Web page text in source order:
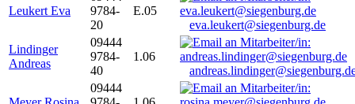
Leukert Eva
9784-
20
E.05
eva.leukert@siegenburg.de
Lindinger
Andreas
09444
9784-
40
1.06
09444